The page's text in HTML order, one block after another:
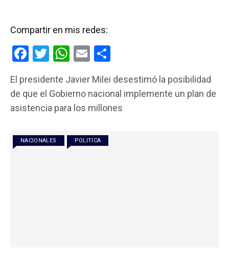
Compartir en mis redes:
F
ce
b
o
k
T
tt
er
W
at
s
p
p
E
ail m
p
El presidente Javier Milei desestimó la posibilidad
de que el Gobierno nacional implemente un plan de
asistencia para los millones
NACIONALES POLITICA